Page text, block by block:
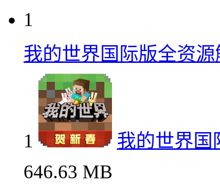
1
我的世界国际版全资
1
我的世界国
646.63 MB